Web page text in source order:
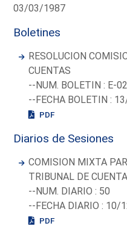
03/03/1987
Boletines
RESOLUCION
CUENTAS
--NUM. BOLETIN : E-
--FECHA BOLETIN :
PDF
Diarios de Sesiones
COMISION MIXTA
TRIBUNAL DE
--NUM. DIARIO : 50
--FECHA DIARIO : 10/
PDF